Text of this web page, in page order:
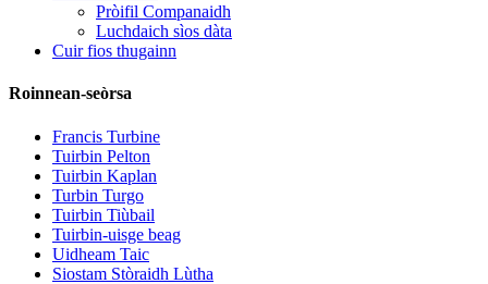
Pròifil Companaidh
Luchdaich sìos dàta
Cuir fios thugainn
Roinnean-seòrsa
Francis Turbine
Tuirbin Pelton
Tuirbin Kaplan
Turbin Turgo
Tuirbin Tiùbail
Tuirbin-uisge beag
Uidheam Taic
Siostam Stòraidh Lùtha